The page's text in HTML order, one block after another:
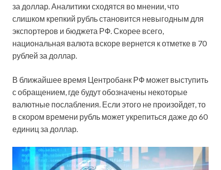
за доллар. Аналитики сходятся во мнении, что
слишком крепкий рубль становится невыгодным для
экспортеров и бюджета РФ. Скорее всего,
национальная валюта вскоре вернется к отметке в 70
рублей за доллар.
В ближайшее время Центробанк РФ может выступить
с обращением, где будут обозначены некоторые
валютные послабления. Если этого не произойдет, то
в скором времени рубль может укрепиться даже до 60
единиц за доллар.